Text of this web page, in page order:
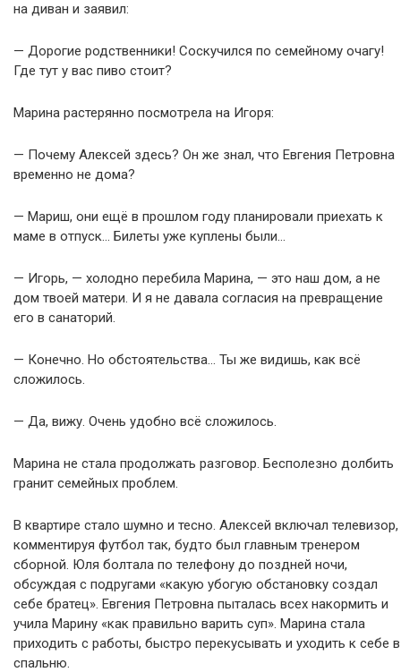
на диван и заявил:
— Дорогие родственники! Соскучился по семейному очагу!
Где тут у вас пиво стоит?
Марина растерянно посмотрела на Игоря:
— Почему Алексей здесь? Он же знал, что Евгения Петровна
временно не дома?
— Мариш, они ещё в прошлом году планировали приехать к
маме в отпуск… Билеты уже куплены были…
— Игорь, — холодно перебила Марина, — это наш дом, а не
дом твоей матери. И я не давала согласия на превращение
его в санаторий.
— Конечно. Но обстоятельства… Ты же видишь, как всё
сложилось.
— Да, вижу. Очень удобно всё сложилось.
Марина не стала продолжать разговор. Бесполезно долбить
гранит семейных проблем.
В квартире стало шумно и тесно. Алексей включал телевизор,
комментируя футбол так, будто был главным тренером
сборной. Юля болтала по телефону до поздней ночи,
обсуждая с подругами «какую убогую обстановку создал
себе братец». Евгения Петровна пыталась всех накормить и
учила Марину «как правильно варить суп». Марина стала
приходить с работы, быстро перекусывать и уходить к себе в
спальню.